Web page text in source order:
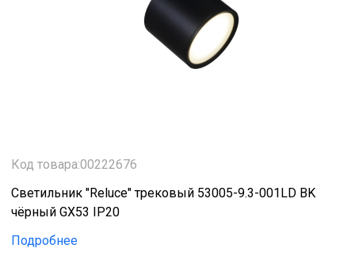
Код товара:00222676
Светильник "Reluce" трековый 53005-9.3-001LD BK
чёрный GX53 IP20
Подробнее